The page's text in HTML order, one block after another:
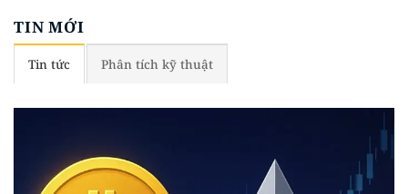
TIN MỚI
Tin tức Phân tích kỹ thuật